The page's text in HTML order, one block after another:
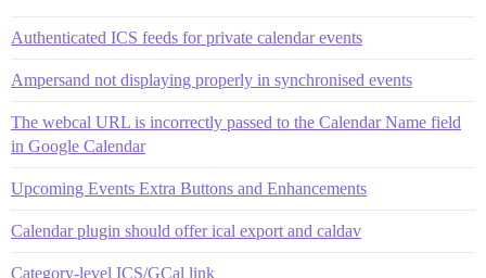
Authenticated ICS feeds for private calendar events
Ampersand not displaying properly in synchronised events
The webcal URL is incorrectly passed to the Calendar Name field
in Google Calendar
Upcoming Events Extra Buttons and Enhancements
Calendar plugin should offer ical export and caldav
Category-level ICS/GCal link